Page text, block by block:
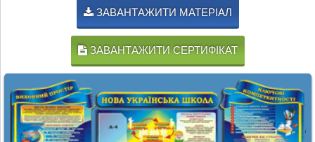
ЗАВАНТАЖИТИ МАТЕРІАЛ
ЗАВАНТАЖИТИ СЕРТИФІКАТ